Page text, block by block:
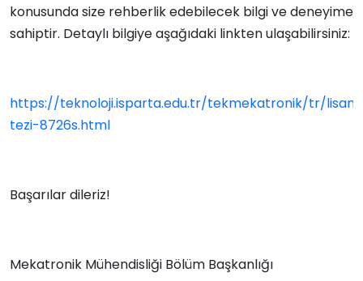
konusunda size rehberlik edebilecek bilgi ve deneyime
sahiptir. Detaylı bilgiye aşağıdaki linkten ulaşabilirsiniz:
https://teknoloji.isparta.edu.tr/tekmekatronik/tr/
tezi-8726s.html
Başarılar dileriz!
Mekatronik Mühendisliği Bölüm Başkanlığı